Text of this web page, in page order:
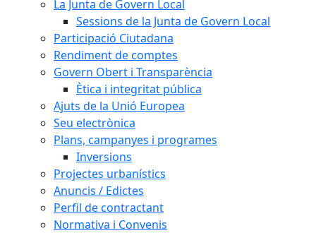
La Junta de Govern Local
Sessions de la Junta de Govern Local
Participació Ciutadana
Rendiment de comptes
Govern Obert i Transparència
Ètica i integritat pública
Ajuts de la Unió Europea
Seu electrònica
Plans, campanyes i programes
Inversions
Projectes urbanístics
Anuncis / Edictes
Perfil de contractant
Normativa i Convenis